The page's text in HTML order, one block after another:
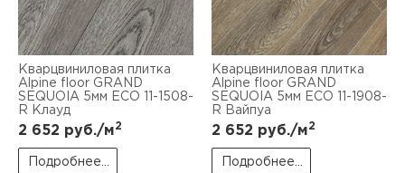
Кварцвиниловая плитка
Alpine floor GRAND
SEQUOIA 5мм ЕСО 11-1508-
R Клауд
2 652 руб./м2
Подробнее...
Кварцвиниловая плитка
Alpine floor GRAND
SEQUOIA 5мм ECO 11-1908-
R Вайпуа
2 652 руб./м2
Подробнее...